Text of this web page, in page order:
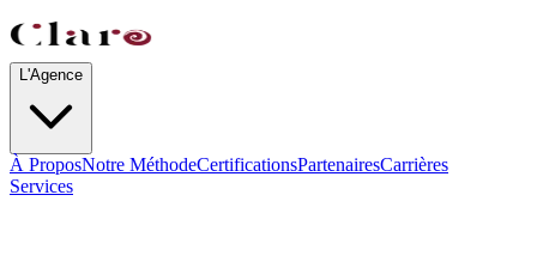
L'Agence
À ProposNotre MéthodeCertificationsPartenairesCarrières
Services